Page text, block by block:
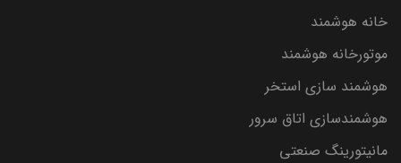
خانه هوشمند
موتورخانه هوشمند
هوشمند سازی استخر
هوشمندسازی اتاق سرور
مانیتورینگ صنعتی